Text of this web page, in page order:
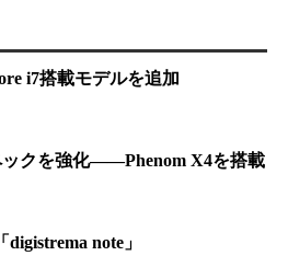
i7搭載モデルを追加
ックを強化――Phenom X4を搭載
note」